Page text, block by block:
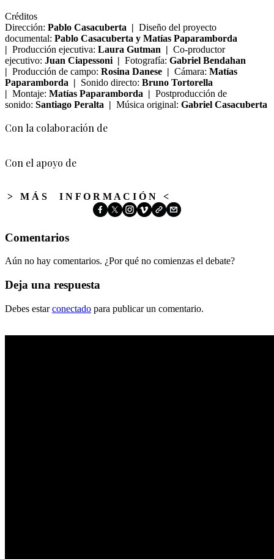
Créditos
Dirección: Pablo Casacuberta | Diseño del proyecto
documental: Pablo Casacuberta y Matías Paparamborda
| Producción ejecutiva: Laura Gutman | Co-productor
ejecutivo: Juan Ciapessoni | Fotografía: Gabriel Bendahan
| Producción de campo: Rosina Danese | Cámara: Matías
Paparamborda | Sonido directo: Bruno Tortorella
| Montaje: Matías Paparamborda | Postproducción de
sonido: Santiago Peralta | Música original: Gabriel Casacuberta
Con la colaboración de
Con el apoyo de
> M Á S I N F O R M A C I Ó N <
Comentarios
Aún no hay comentarios. ¿Por qué no comienzas el debate?
Deja una respuesta
Debes estarconectado para publicar un comentario.